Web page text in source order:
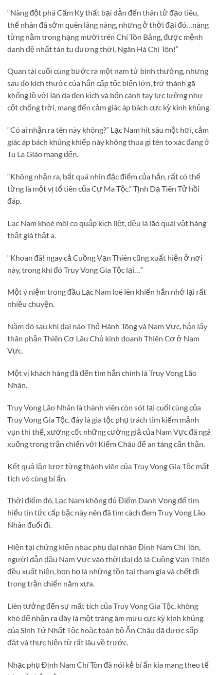
“Nàng đột phá Cấm Kỵ thất bại dẫn đến thân tử đạo tiêu,
thế nhân đã sớm quên lãng nàng, nhưng ở thời đại đó…nàng
từng nằm trong hạng mười trên Chí Tôn Bảng, được mệnh
danh đệ nhất tán tu đương thời, Ngân Hà Chí Tôn!”
Quan tài cuối cùng bước ra một nam tử bình thường, nhưng
sau đó kích thước của hắn cấp tốc biến lớn, trở thành gã
khổng lồ với làn da đen kịch và bốn cánh tay lực lưỡng như
cột chống trời, mang đến cảm giác áp bách cực kỳ kinh khủng.
“Có ai nhận ra tên này không?” Lạc Nam hít sâu một hơi, cảm
giác áp bách khủng khiếp này không thua gì tên to xác đang ở
Tu La Giáo mang đến.
“Không nhận ra, bất quá nhìn đặc điểm của hắn, rất có thể
từng là một vị tổ tiên của Cự Ma Tộc.” Tịnh Dạ Tiên Tử hồi
đáp.
Lạc Nam khoé môi co quắp kịch liệt, đều là lão quái vật hàng
thật giá thật a.
“Khoan đã! ngay cả Cuồng Vạn Thiên cũng xuất hiện ở nơi
này, trong khi đó Truy Vong Gia Tộc lại…”
Một ý niệm trong đầu Lạc Nam loé lên khiến hắn nhớ lại rất
nhiều chuyện.
Năm đó sau khi đại náo Thổ Hành Tông và Nam Vực, hắn lấy
thân phận Thiên Cơ Lâu Chủ kinh doanh Thiên Cơ ở Nam
Vực.
Một vị khách hàng đã đến tìm hắn chính là Truy Vong Lão
Nhân.
Truy Vong Lão Nhân là thành viên còn sót lại cuối cùng của
Truy Vong Gia Tộc, đây là gia tộc phụ trách tìm kiếm mảnh
vụn thi thể, xương cốt những cường giả của Nam Vực đã ngã
xuống trong trận chiến với Kiếm Châu để an táng cẩn thận.
Kết quả lần lượt từng thành viên của Truy Vong Gia Tộc mất
tích vô cùng bí ẩn.
Thời điểm đó, Lạc Nam không đủ Điểm Danh Vọng để tìm
hiểu tin tức cấp bậc này nên đã tìm cách đem Truy Vong Lão
Nhân đuổi đi.
Hiện tại chứng kiến nhạc phụ đại nhân Định Nam Chí Tôn,
người dẫn đầu Nam Vực vào thời đại đó là Cuồng Vạn Thiên
đều xuất hiện, bọn họ là những tồn tại tham gia và chết đi
trong trận chiến năm xưa.
Liên tưởng đến sự mất tích của Truy Vong Gia Tộc, không
khó để nhận ra đây là một tràng âm mưu cực kỳ kinh khủng
của Sinh Tử Nhất Tộc hoặc toàn bộ Ẩn Châu đã được sắp
đặt và thực hiện từ rất lâu về trước.
Nhạc phụ Định Nam Chí Tôn đã nói kẻ bí ẩn kia mang theo tế